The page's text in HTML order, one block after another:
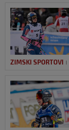
ZIMSKI SPORTOVI